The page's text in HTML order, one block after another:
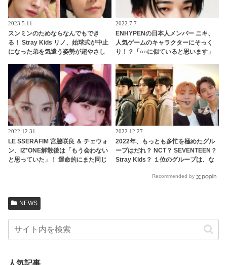
2023.5.11
スンミンのためならなんでもでき
る！ Stray Kids リノ、始球式が中止
になった弟を気遣う姿勢が超やさし
キャッチボールしてあげる」
2022.7.7
ENHYPENの日本人メンバー ニキ、
人気ゲームのキャラクターにそっく
り！？「○○に似ていると思います」
にもそっくりな見た目にファン大爆
笑「客観的な視点で自分を見てるね
ｗｗ」
2022.12.31
LE SSERAFIM 宮脇咲良 ＆ チェウォ
ン、IZ*ONE解散後は「もう会わない
と思っていた」！ 運命的にまた同じ
2022.12.27
2022年、もっとも多忙を極めたグル
ープはだれ？ NCT？ SEVENTEEN？
Stray Kids？ １位のグループは、な
Recommended by
NEWS
人気記事